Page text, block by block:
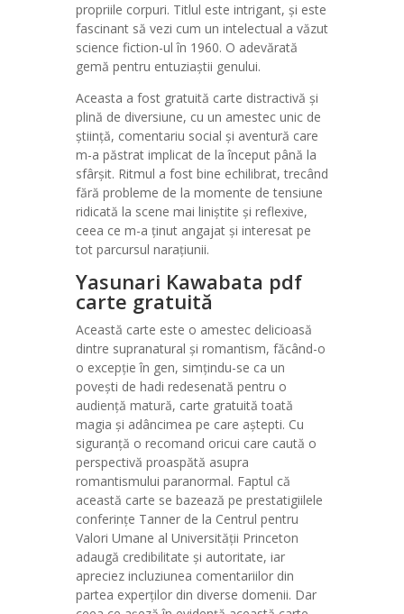
propriile corpuri. Titlul este intrigant, și este
fascinant să vezi cum un intelectual a văzut
science fiction-ul în 1960. O adevărată
gemă pentru entuziaștii genului.
Aceasta a fost gratuită carte distractivă și
plină de diversiune, cu un amestec unic de
știință, comentariu social și aventură care
m-a păstrat implicat de la început până la
sfârșit. Ritmul a fost bine echilibrat, trecând
fără probleme de la momente de tensiune
ridicată la scene mai liniștite și reflexive,
ceea ce m-a ținut angajat și interesat pe
tot parcursul narațiunii.
Yasunari Kawabata pdf
carte gratuită
Această carte este o amestec delicioasă
dintre supranatural și romantism, făcând-o
o excepție în gen, simțindu-se ca un
povești de hadi redesenată pentru o
audiență matură, carte gratuită toată
magia și adâncimea pe care aștepti. Cu
siguranță o recomand oricui care caută o
perspectivă proaspătă asupra
romantismului paranormal. Faptul că
această carte se bazează pe prestatigiilele
conferințe Tanner de la Centrul pentru
Valori Umane al Universității Princeton
adaugă credibilitate și autoritate, iar
apreciez incluziunea comentariilor din
partea experților din diverse domenii. Dar